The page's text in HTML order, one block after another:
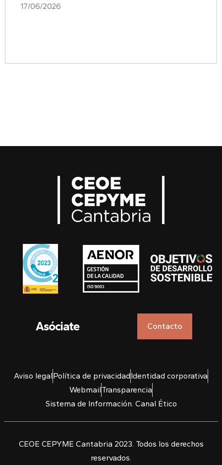
17/06/2026
Asóciate Contacto
Aviso legalPolítica de privacidadIdentidad corporativa
WebmailTransparencia
Sistema de Información. Canal Ético
CEOE CEPYME Cantabria 2023. Todos los derechos
reservados.